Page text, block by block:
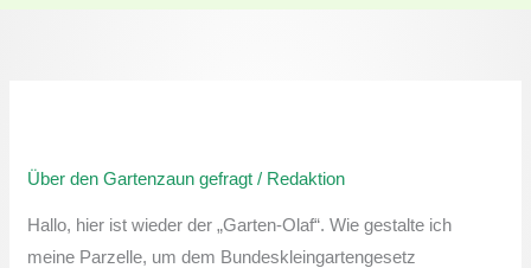
Über den Gartenzaun gefragt / Redaktion
Hallo, hier ist wieder der „Garten-Olaf“. Wie gestalte ich
meine Parzelle, um dem Bundeskleingartengesetz
Gartenzaun
gefragt:
Wie